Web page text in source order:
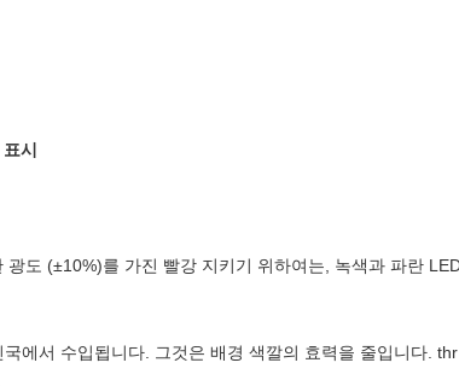
시
도 (±10%)를 가진 빨강 지키기 위하여는, 녹색과 파란
에서 수입됩니다. 그것은 배경 색깔의 효력을 줄입니다.